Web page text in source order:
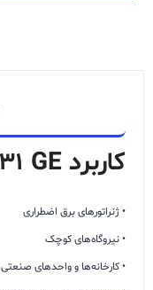
کاربرد Volvo TAD 531 GE
• ژنراتورهای برق اضطراری
• نیروگاه‌های کوچک
• کارخانه‌ها و واحدهای صنعتی